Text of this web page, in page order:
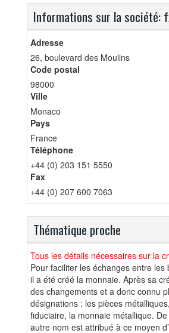
Informations sur la société:
Adresse
26, boulevard des Moulins
Code postal
98000
Ville
Monaco
Pays
France
Téléphone
+44 (0) 203 151 5550
Fax
+44 (0) 207 600 7063
Thématique proche
Tous les détails nécessaires sur la
Pour faciliter les échanges entre les
il a été créé la monnaie. Après sa
des changements et a donc connu
désignations : les pièces
fiduciaire, la monnaie métallique.
autre nom est attribué à ce moyen